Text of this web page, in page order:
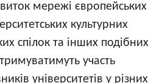
мережі європейських
культурних
спілок та інших подібних
участь
університетів у різних